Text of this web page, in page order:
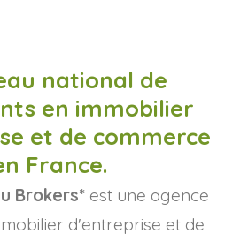
national de
en immobilier
et de commerce
France.
Brokers* est une agence
d'entreprise et de